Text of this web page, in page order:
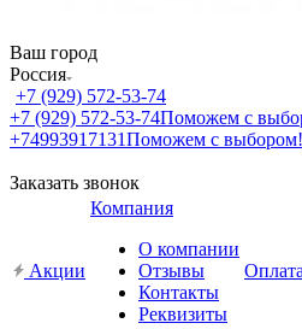
Ваш город
Россия
+7 (929) 572-53-74
+7 (929) 572-53-74Поможем с
+74993917131Поможем с выбором!
Заказать звонок
Акции
Компания
О компании
Отзывы
Контакты
Реквизиты
Оплата